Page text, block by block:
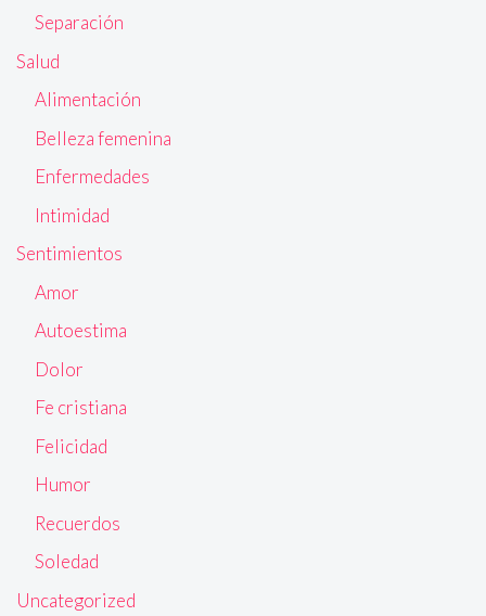
Separación
Salud
Alimentación
Belleza femenina
Enfermedades
Intimidad
Sentimientos
Amor
Autoestima
Dolor
Fe cristiana
Felicidad
Humor
Recuerdos
Soledad
Uncategorized